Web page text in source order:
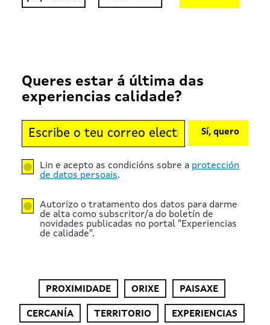
Queres estar á última das
experiencias calidade?
Lin e acepto as condicións sobre a protección
de datos persoais.
Autorizo o tratamento dos datos para darme
de alta como subscritor/a do boletín de
novidades publicadas no portal "Experiencias
de calidade".
Sí, quero
PROXIMIDADE ORIXE PAISAXE
CERCANÍA TERRITORIO EXPERIENCIAS